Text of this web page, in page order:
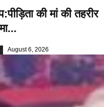
की मां की तहरीर
August 6, 2026